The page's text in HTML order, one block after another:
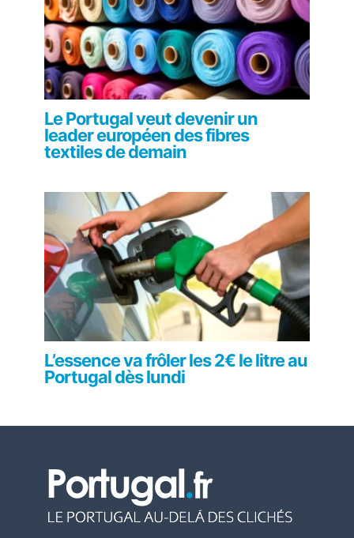
Le Portugal veut devenir un
leader européen des fibres
textiles de demain
L’essence va frôler les 2€ le litre au
Portugal dès lundi